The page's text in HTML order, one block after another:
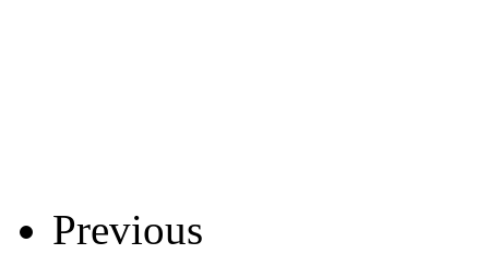
Previous